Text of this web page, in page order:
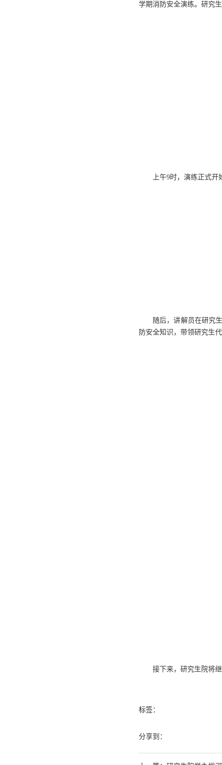
学期消防安全演练。研究
上午9时，演练正式
随后，讲解员在研究
防安全知识，带领研究生
接下来，研究生院将
标签：
分享到：